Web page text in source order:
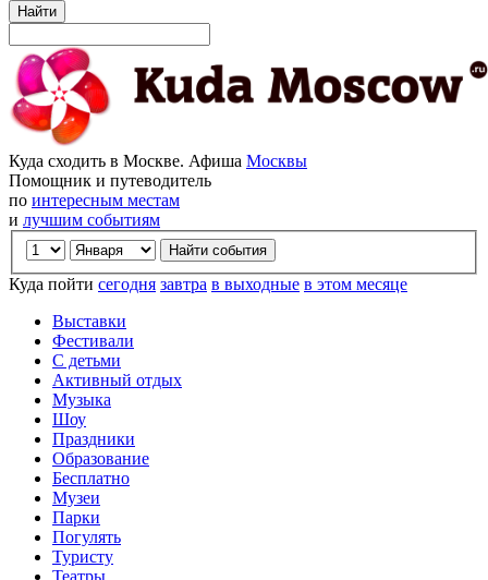
Найти
Куда сходить в Москве. Афиша Москвы
Помощник и путеводитель
по интересным местам
и лучшим событиям
Куда пойти сегодня завтра в выходные в этом месяце
Выставки
Фестивали
С детьми
Активный отдых
Музыка
Шоу
Праздники
Образование
Бесплатно
Музеи
Парки
Погулять
Туристу
Театры